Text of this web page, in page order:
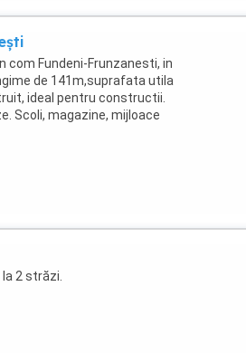
com Fundeni-Frunzanesti, in
de 141m,suprafata utila
ideal pentru constructii.
Scoli, magazine, mijloace
2 străzi.